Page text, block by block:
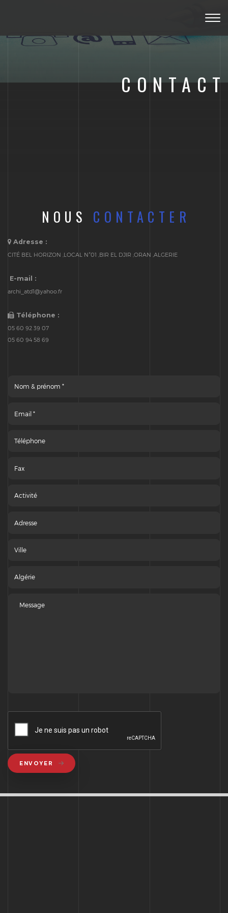
CONTACT
NOUS CONTACTER
Adresse :
CITÉ BEL HORIZON ,LOCAL N°01 ,BIR EL DJIR ,ORAN ,ALGERIE
E-mail :
archi_atd1@yahoo.fr
Téléphone :
05 60 92 39 07
05 60 94 58 69
ENVOYER